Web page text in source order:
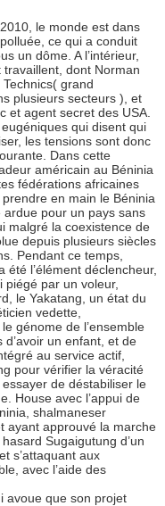
le monde est dans
ce qui a conduit
un dôme. A l’intérieur,
dont Norman
grand
plusieurs secteurs ), et
et agent secret des USA.
qui disent qui
les tensions sont donc
Dans cette
américain au Béninia
fédérations africaines
en main le Béninia
ardue pour un pays sans
malgré la coexistence de
depuis plusieurs siècles
Pendant ce temps,
l’élément déclencheur,
piégé par un voleur,
le Yakatang, un état du
vedette,
génome de l’ensemble
un enfant, et de
au service actif,
pour vérifier la véracité
de déstabiliser le
House avec l’appui de
shalmaneser
ayant approuvé la marche
Sugaigutung d’un
s’attaquant aux
avec l’aide des
avoue que son projet